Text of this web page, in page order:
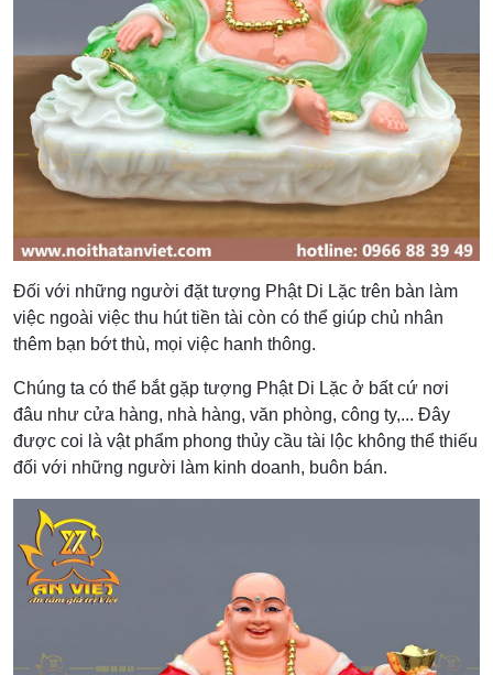
Đối với những người đặt tượng Phật Di Lặc trên bàn làm
việc ngoài việc thu hút tiền tài còn có thể giúp chủ nhân
thêm bạn bớt thù, mọi việc hanh thông.
Chúng ta có thể bắt gặp tượng Phật Di Lặc ở bất cứ nơi
đâu như cửa hàng, nhà hàng, văn phòng, công ty,... Đây
được coi là vật phẩm phong thủy cầu tài lộc không thể thiếu
đối với những người làm kinh doanh, buôn bán.